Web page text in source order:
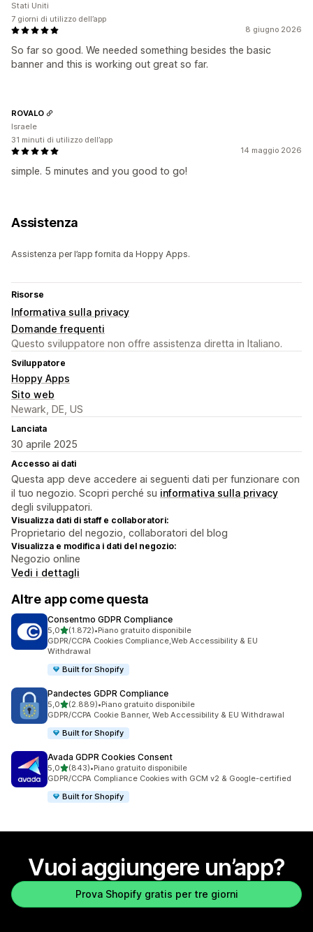
8 giugno 2026
So far so good. We needed something besides the basic
banner and this is working out great so far.
Stati Uniti
7 giorni di utilizzo dell’app
14 maggio 2026
simple. 5 minutes and you good to go!
ROVALO
Israele
31 minuti di utilizzo dell’app
Assistenza
Assistenza per l’app fornita da Hoppy Apps.
Risorse
Informativa sulla privacy
Domande frequenti
Questo sviluppatore non offre assistenza diretta in Italiano.
Sviluppatore
Hoppy Apps
Sito web
Newark, DE, US
Lanciata
30 aprile 2025
Accesso ai dati
Questa app deve accedere ai seguenti dati per funzionare con
il tuo negozio. Scopri perché su informativa sulla privacy
degli sviluppatori.
Visualizza dati di staff e collaboratori:
Proprietario del negozio, collaboratori del blog
Visualizza e modifica i dati del negozio:
Negozio online
Vedi i dettagli
Altre app come questa
Consentmo GDPR Compliance
5,0stelle su 5
(1.872)
1872 recensioni totali
•Piano gratuito disponibile
GDPR/CCPA Cookies Compliance,Web Accessibility & EU
Withdrawal
Built for Shopify
Pandectes GDPR Compliance
5,0stelle su 5
(2.889)
2889 recensioni totali
•Piano gratuito disponibile
GDPR/CCPA Cookie Banner, Web Accessibility & EU Withdrawal
Built for Shopify
Avada GDPR Cookies Consent
5,0stelle su 5
(843)
843 recensioni totali
•Piano gratuito disponibile
GDPR/CCPA Compliance Cookies with GCM v2 & Google-certified
Built for Shopify
Vuoi aggiungere un’app?
Prova Shopify gratis per tre giorni